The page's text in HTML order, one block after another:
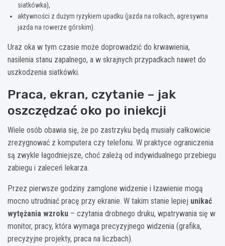
siatkówka),
aktywności z dużym ryzykiem upadku (jazda na rolkach, agresywna
jazda na rowerze górskim).
Uraz oka w tym czasie może doprowadzić do krwawienia,
nasilenia stanu zapalnego, a w skrajnych przypadkach nawet do
uszkodzenia siatkówki.
Praca, ekran, czytanie – jak
oszczędzać oko po iniekcji
Wiele osób obawia się, że po zastrzyku będą musiały całkowicie
zrezygnować z komputera czy telefonu. W praktyce ograniczenia
są zwykle łagodniejsze, choć zależą od indywidualnego przebiegu
zabiegu i zaleceń lekarza.
Przez pierwsze godziny zamglone widzenie i łzawienie mogą
mocno utrudniać pracę przy ekranie. W takim stanie lepiej unikać
wytężania wzroku – czytania drobnego druku, wpatrywania się w
monitor, pracy, która wymaga precyzyjnego widzenia (grafika,
precyzyjne projekty, praca na liczbach).